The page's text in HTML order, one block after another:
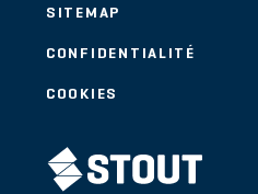
SITEMAP
CONFIDENTIALITÉ
COOKIES
STOUT LOGO